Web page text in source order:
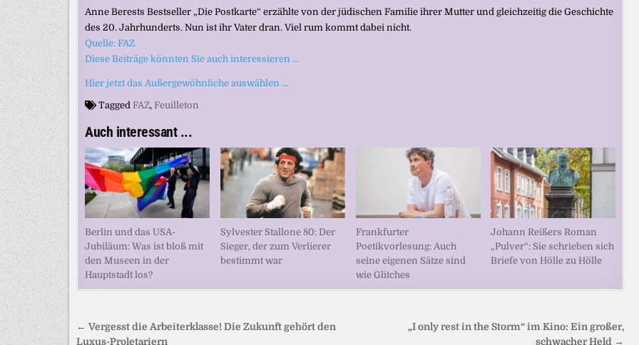
Anne Berests Bestseller „Die Postkarte“ erzählte von der jüdischen Familie ihrer Mutter und gleichzeitig die Geschichte
des 20. Jahrhunderts. Nun ist ihr Vater dran. Viel rum kommt dabei nicht.
Quelle: FAZ
Diese Beiträge könnten Sie auch interessieren …
Hier jetzt das Außergewöhnliche auswählen …
Tagged FAZ, Feuilleton
Auch interessant ...
Berlin und das USA-
Jubiläum: Was ist bloß mit
den Museen in der
Hauptstadt los?
Sylvester Stallone 80: Der
Sieger, der zum Verlierer
bestimmt war
Frankfurter
Poetikvorlesung: Auch
seine eigenen Sätze sind
wie Glitches
Johann Reißers Roman
„Pulver“: Sie schrieben sich
Briefe von Hölle zu Hölle
Beitragsnavigation
„I only rest in the Storm“ im Kino: Ein großer,
schwacher Held →
← Vergesst die Arbeiterklasse! Die Zukunft gehört den
Luxus-Proletariern